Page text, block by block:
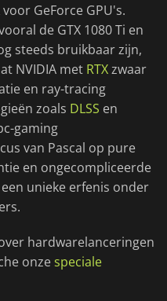
GeForce GPU's.
de GTX 1080 Ti en
steeds bruikbaar zijn,
NVIDIA met RTXzwaar
en ray-tracing
zoals DLSS en
gaming
van Pascal op pure
en ongecompliceerde
unieke erfenis onder
hardwarelanceringen
onzespeciale